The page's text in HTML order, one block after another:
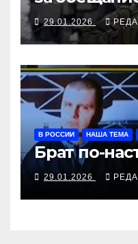
громить
29.01.2026
В РОССИИ НАША ТЕМА
Брат по-
29.01.2026